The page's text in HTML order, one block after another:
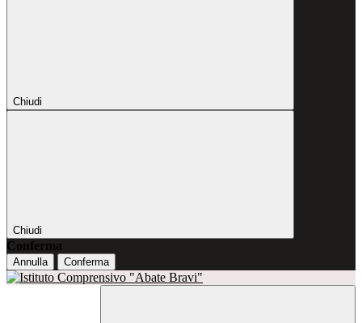
Chiudi
Chiudi
Conferma
Annulla Conferma